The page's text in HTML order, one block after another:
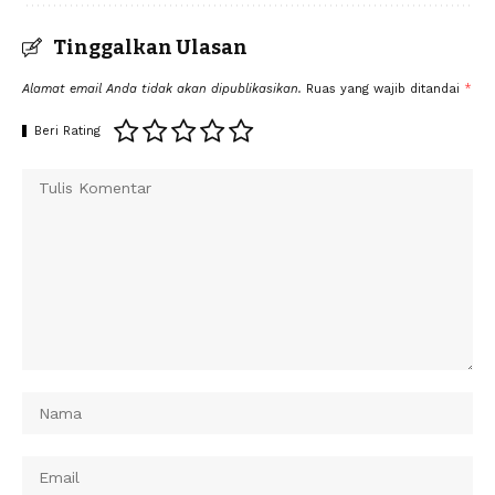
Tinggalkan Ulasan
Alamat email Anda tidak akan dipublikasikan. Ruas yang wajib ditandai *
Beri Rating